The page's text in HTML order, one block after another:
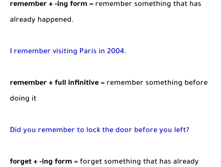
remember + -ing form = remember something that has
already happened.
I remember visiting Paris in 2004.
remember + full infinitive = remember something before
doing it
Did you remember to lock the door before you left?
forget + -ing form = forget something that has already